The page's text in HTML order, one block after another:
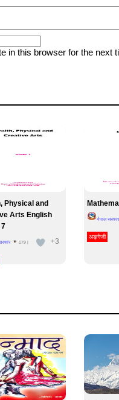
in this browser for the next
Physical and
Arts English
7
179| +3
नेपाल सरकार
अङ्गेजी